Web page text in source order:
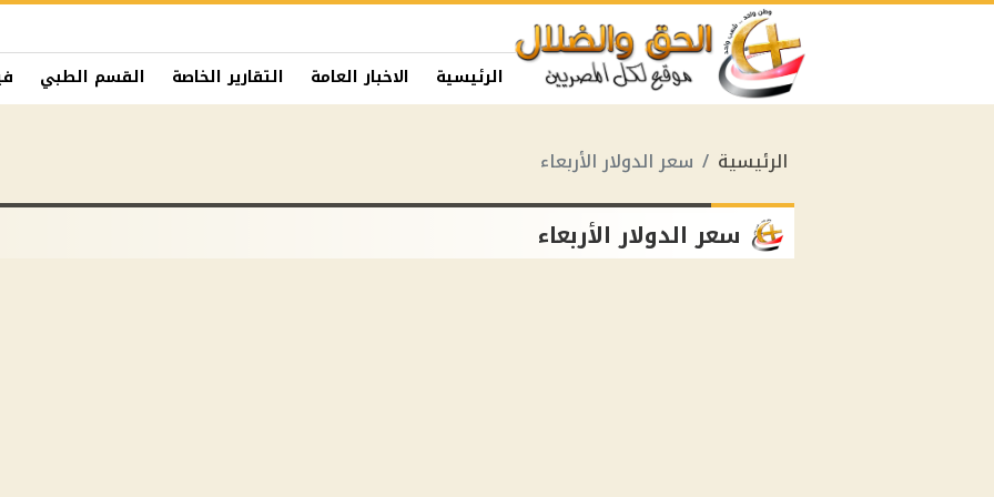
الرئيسية الاخبار العامة التقارير الخاصة القسم الطبي
الرئيسية سعر الدولار الأربعاء
سعر الدولار الأربعاء